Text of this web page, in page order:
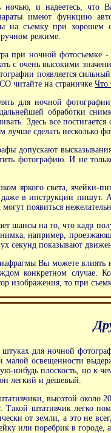
и надеетесь, что
имеют функцию
на съемку при
режиме.
при ночной фотосъемке
с очень высокими
появляется
читайте на страничке Что
для ночной
обработки
Здесь все
сделать несколько
допускают
фотографию. И не
яркого света, ячейки-
в инструкции пишут. А
появиться
шансы на то, что кадр
например,
секунд показывают
Вы можете влиять
конкретном случае.
изображения, то при
для ночной
малой освещенности
нибудь плоскость, но к
легкий и дешевый.
высотой около
Такой штативчик
от земли, а это не
или поребрик в